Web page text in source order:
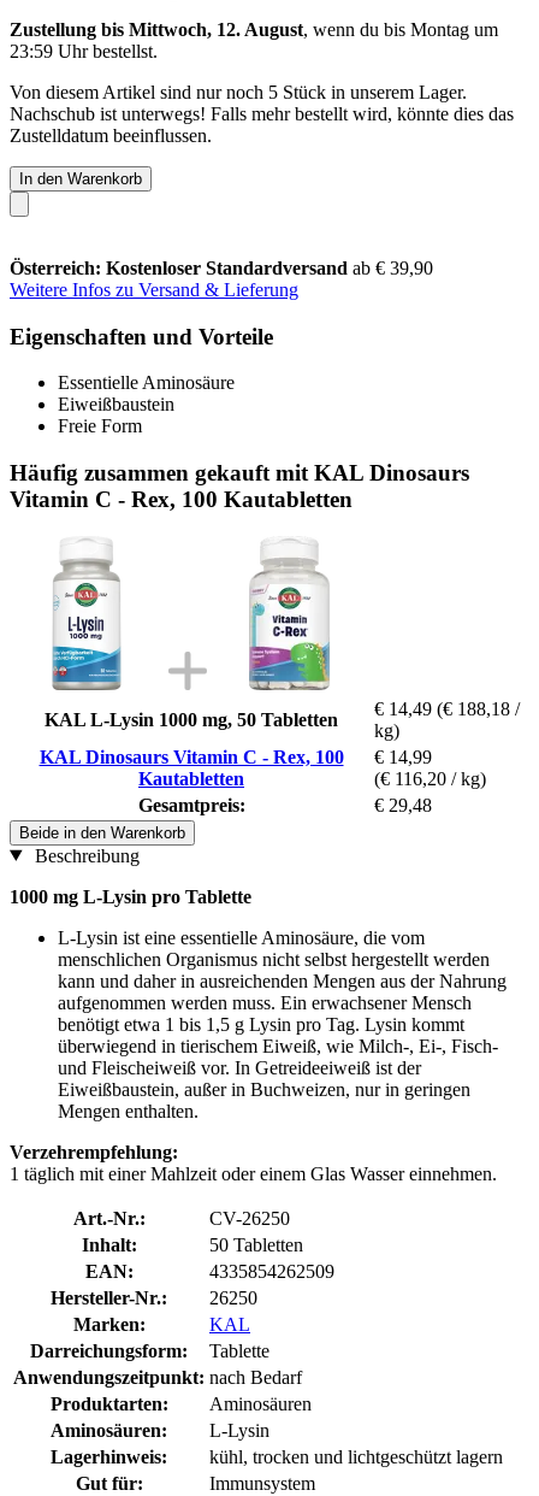
Zustellung bis Mittwoch, 12. August, wenn du bis Montag um
23:59 Uhrbestellst.
Von diesem Artikel sind nur noch 5 Stück in unserem Lager.
Nachschub ist unterwegs! Falls mehr bestellt wird, könnte dies das
Zustelldatum beeinflussen.
In den Warenkorb
Österreich: Kostenloser Standardversand ab € 39,90
Weitere Infos zu Versand & Lieferung
Eigenschaften und Vorteile
Essentielle Aminosäure
Eiweißbaustein
Freie Form
Häufig zusammen gekauft mit KAL Dinosaurs
Vitamin C - Rex, 100 Kautabletten
KAL L-Lysin 1000 mg, 50 Tabletten
€ 14,49 (€ 188,18 /
kg)
KAL Dinosaurs Vitamin C - Rex, 100
Kautabletten
€ 14,99
(€ 116,20 / kg)
Gesamtpreis:
€ 29,48
Beide in den Warenkorb
Beschreibung
1000 mg L-Lysin pro Tablette
L-Lysin ist eine essentielle Aminosäure, die vom
menschlichen Organismus nicht selbst hergestellt werden
kann und daher in ausreichenden Mengen aus der Nahrung
aufgenommen werden muss. Ein erwachsener Mensch
benötigt etwa 1 bis 1,5 g Lysin pro Tag. Lysin kommt
überwiegend in tierischem Eiweiß, wie Milch-, Ei-, Fisch-
und Fleischeiweiß vor. In Getreideeiweiß ist der
Eiweißbaustein, außer in Buchweizen, nur in geringen
Mengen enthalten.
Verzehrempfehlung:
1 täglich mit einer Mahlzeit oder einem Glas Wasser einnehmen.
Art.-Nr.:
CV-26250
Inhalt:
50 Tabletten
EAN:
4335854262509
Hersteller-Nr.:
26250
Marken:
KAL
Darreichungsform:
Tablette
Anwendungszeitpunkt: nach Bedarf
Produktarten:
Aminosäuren
Aminosäuren:
L-Lysin
Lagerhinweis:
kühl, trocken und lichtgeschützt lagern
Gut für:
Immunsystem